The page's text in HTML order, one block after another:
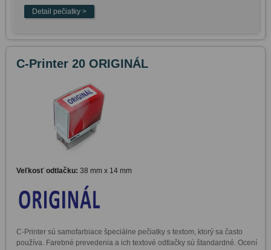
C-Printer 20 ORIGINÁL
Veľkosť odtlačku: 38 mm x 14 mm
C-Printer sú samofarbiace špeciálne pečiatky s textom, ktorý sa často
používa. Farebné prevedenia a ich textové odtlačky sú štandardné. Ocení